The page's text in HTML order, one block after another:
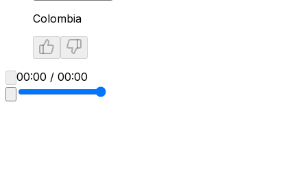
Colombia
00:00 / 00:00